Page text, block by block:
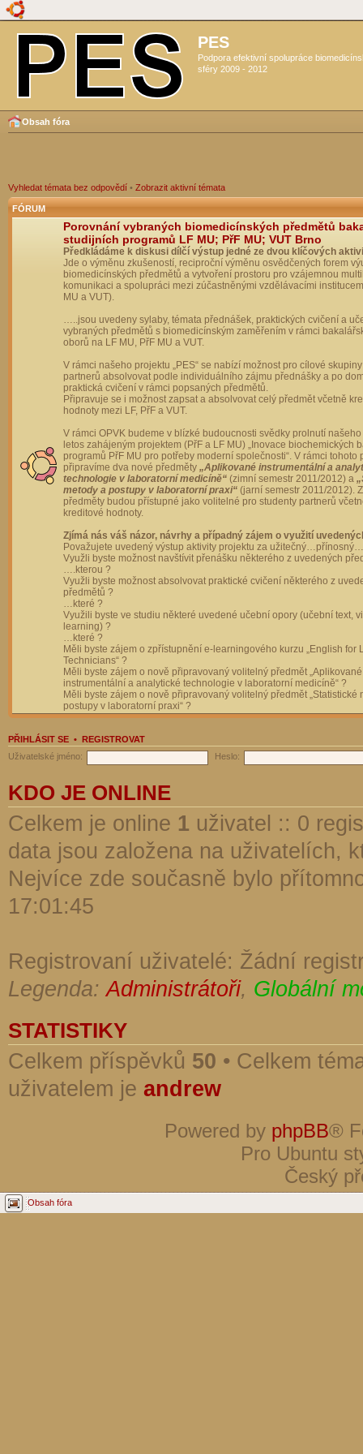
PES
Podpora efektivní spolupráce
sféry 2009 - 2012
Obsah fóra
Vyhledat témata bez odpovědí • Zobrazit aktivní témata
FÓRUM
Porovnání vybraných biomedicínských předmětů
studijních programů LF MU; PřF MU; VUT Brno
Předkládáme k diskusi dílčí výstup jedné ze dvou klíčových
Jde o výměnu zkušeností, reciproční výměnu osvědčených forem
biomedicínských předmětů a vytvoření prostoru pro vzájemnou
komunikaci a spolupráci mezi zúčastněnými vzdělávacími
MU a VUT).
…..jsou uvedeny sylaby, témata přednášek, praktických cvičení a
vybraných předmětů s biomedicínským zaměřením v rámci
oborů na LF MU, PřF MU a VUT.
V rámci našeho projektu „PES“ se nabízí možnost pro cílové
partnerů absolvovat podle individuálního zájmu přednášky a po
praktická cvičení v rámci popsaných předmětů.
Připravuje se i možnost zapsat a absolvovat celý předmět včetně
hodnoty mezi LF, PřF a VUT.
V rámci OPVK budeme v blízké budoucnosti svědky prolnutí
letos zahájeným projektem (PřF a LF MU) „Inovace biochemických
programů PřF MU pro potřeby moderní společnosti“. V rámci tohoto
připravíme dva nové předměty „Aplikované instrumentální a
technologie v laboratorní medicíně“ (zimní semestr 2011/2012) a
metody a postupy v laboratorní praxi“ (jarní semestr 2011/2012).
předměty budou přístupné jako volitelné pro studenty partnerů
kreditové hodnoty.
Zjímá nás váš názor, návrhy a případný zájem o využití
Považujete uvedený výstup aktivity projektu za
Využli byste možnost navštívit přenášku některého z uvedených
….kterou ?
Využli byste možnost absolvovat praktické cvičení některého z
předmětů ?
…které ?
Využili byste ve studiu některé uvedené učební opory (učební text,
learning) ?
…které ?
Měli byste zájem o zpřístupnění e-learningového kurzu „English for
Technicians“ ?
Měli byste zájem o nově připravovaný volitelný předmět „Aplikované
instrumentální a analytické technologie v laboratorní medicíně“ ?
Měli byste zájem o nově připravovaný volitelný předmět „Statistické
postupy v laboratorní praxi“ ?
PŘIHLÁSIT SE • REGISTROVAT
Uživatelské jméno:
Heslo:
KDO JE ONLINE
Celkem je online 1 uživatel :: 0
data jsou založena na uživatelích,
Nejvíce zde současně bylo
17:01:45
Registrovaní uživatelé: Žádní
Legenda:Administrátoři, Globální
STATISTIKY
Celkem příspěvků 50 • Celkem
uživatelem je andrew
Powered by phpBB®
Pro Ubuntu
Český
Obsah fóra